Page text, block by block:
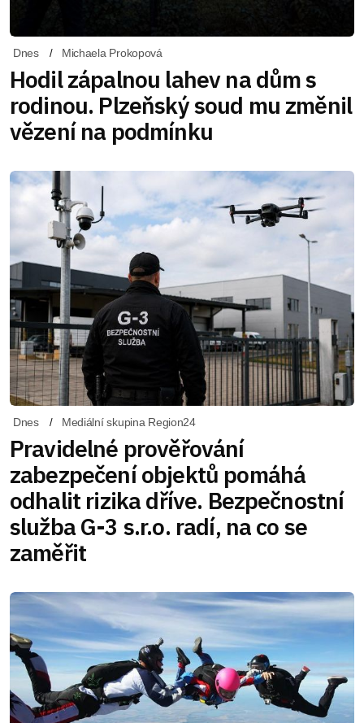
Dnes Michaela Prokopová
Hodil zápalnou lahev na dům s
rodinou. Plzeňský soud mu změnil
vězení na podmínku
Dnes Mediální skupina Region24
Pravidelné prověřování
zabezpečení objektů pomáhá
odhalit rizika dříve. Bezpečnostní
služba G-3 s.r.o. radí, na co se
zaměřit